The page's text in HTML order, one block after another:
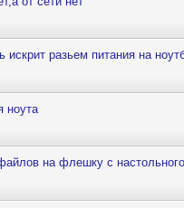
искрит разьем питания на
ноута
на флешку с